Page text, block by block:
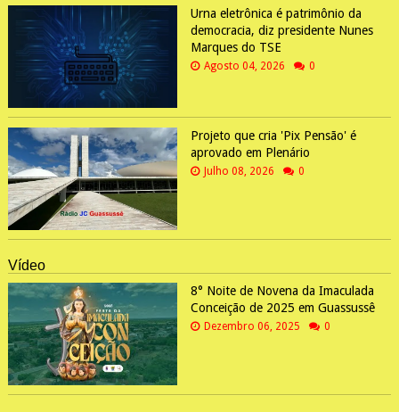
Urna eletrônica é patrimônio da
democracia, diz presidente Nunes
Marques do TSE
Agosto 04, 2026 0
Projeto que cria 'Pix Pensão' é
aprovado em Plenário
Julho 08, 2026 0
Vídeo
8° Noite de Novena da Imaculada
Conceição de 2025 em Guassussê
Dezembro 06, 2025 0